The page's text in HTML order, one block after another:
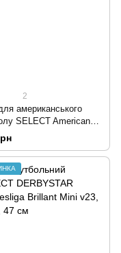
2
американського
SELECT American
(rubber)